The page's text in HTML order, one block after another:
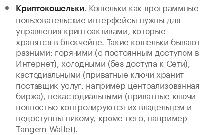
Криптокошельки. Кошельки как программные
пользовательские интерфейсы нужны для
управления криптоактивами, которые
хранятся в блокчейне. Такие кошельки бывают
разными: горячими (с постоянным доступом в
Интернет), холодными (без доступа к Сети),
кастодиальными (приватные ключи хранит
поставщик услуг, например централизованная
биржа), некастодиальными (приватные ключи
полностью контролируются их владельцем и
недоступны никому, кроме него, например
Tangem Wallet).